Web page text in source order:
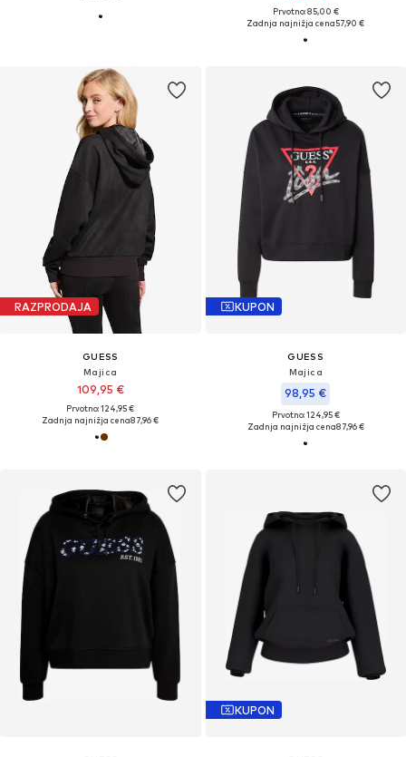
Prvotno: 85,00 €
Zadnja najnižja cena57,90 €
RAZPRODAJA
GUESS
Majica
109,95 €
Prvotno: 124,95 €
Zadnja najnižja cena87,96 €
KUPON
GUESS
Majica
98,95 €
Prvotno: 124,95 €
Zadnja najnižja cena87,96 €
KUPON